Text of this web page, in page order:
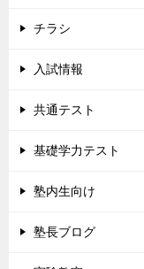
チラシ
入試情報
共通テスト
基礎学力テスト
塾内生向け
塾長ブログ